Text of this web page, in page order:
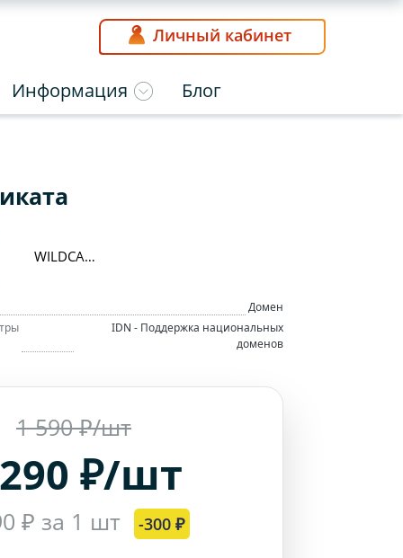
Личный кабинет
Информация Блог
WILDCARD
Домен
IDN - Поддержка национальных
доменов
1 590 ₽/шт
₽/шт
₽ за 1 шт -300 ₽